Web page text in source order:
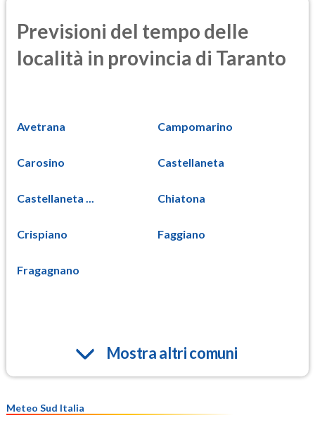
Previsioni del tempo delle
località in provincia di Taranto
Avetrana Campomarino
Carosino Castellaneta
Castellaneta ... Chiatona
Crispiano Faggiano
Fragagnano
Mostra altri comuni
Meteo Sud Italia